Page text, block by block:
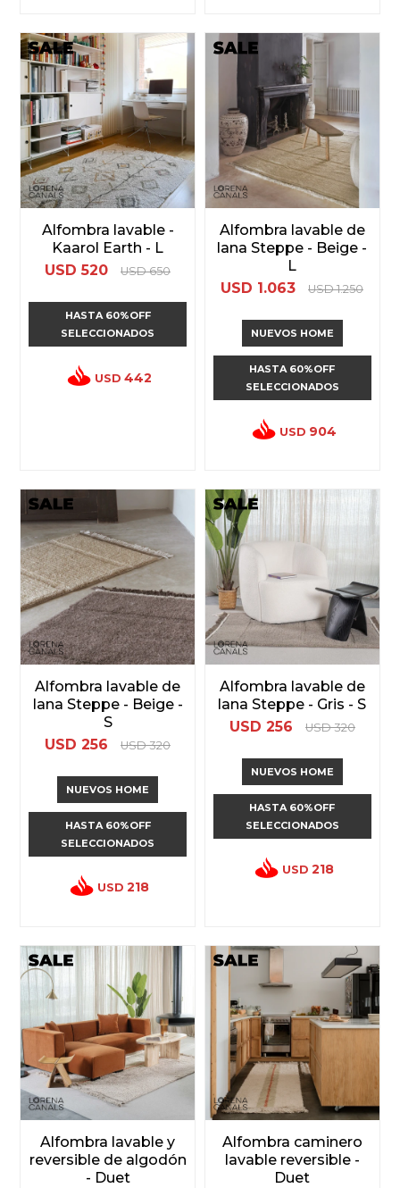
Alfombra lavable -
Kaarol Earth - L
USD 520 USD 650
HASTA 60%OFF
SELECCIONADOS
USD 442
Alfombra lavable de
lana Steppe - Beige -
L
USD 1.063 USD 1.250
NUEVOS HOME
HASTA 60%OFF
SELECCIONADOS
USD 904
Alfombra lavable de
lana Steppe - Beige -
S
USD 256 USD 320
NUEVOS HOME
HASTA 60%OFF
SELECCIONADOS
USD 218
Alfombra lavable de
lana Steppe - Gris - S
USD 256 USD 320
NUEVOS HOME
HASTA 60%OFF
SELECCIONADOS
USD 218
Alfombra lavable y
reversible de algodón
- Duet
Alfombra caminero
lavable reversible -
Duet